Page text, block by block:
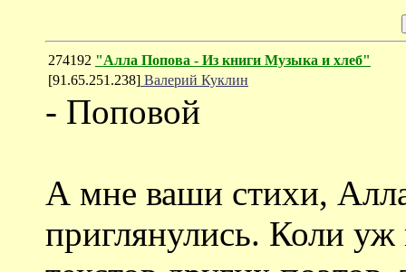
274192 "Алла Попова - Из книги Музыка и хлеб"
[91.65.251.238] Валерий Куклин
- Поповой
А мне ваши стихи,
приглянулись. Коли уж